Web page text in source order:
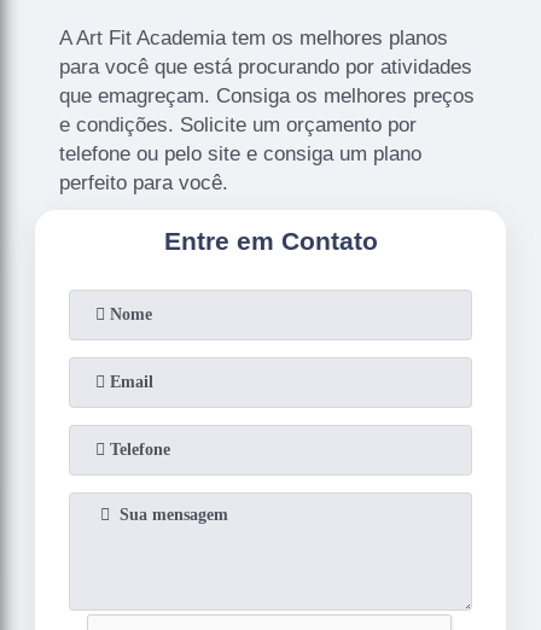
A Art Fit Academia tem os melhores planos
para você que está procurando por atividades
que emagreçam. Consiga os melhores preços
e condições. Solicite um orçamento por
telefone ou pelo site e consiga um plano
perfeito para você.
Entre em Contato